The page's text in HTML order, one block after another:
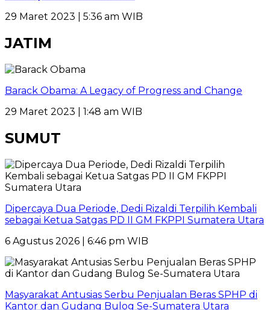
29 Maret 2023 | 5:36 am WIB
JATIM
Barack Obama: A Legacy of Progress and Change
29 Maret 2023 | 1:48 am WIB
SUMUT
Dipercaya Dua Periode, Dedi Rizaldi Terpilih Kembali
sebagai Ketua Satgas PD II GM FKPPI Sumatera Utara
6 Agustus 2026 | 6:46 pm WIB
Masyarakat Antusias Serbu Penjualan Beras SPHP di
Kantor dan Gudang Bulog Se-Sumatera Utara